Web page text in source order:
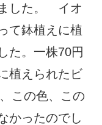
した。 イオ
て鉢植えに植
た。一株70円
植えられたビ
この色、この
かったのでし